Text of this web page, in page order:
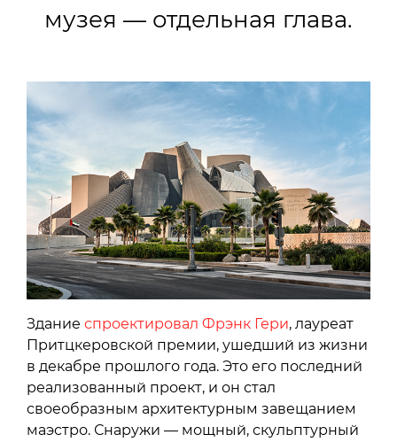
музея — отдельная глава.
Здание спроектировал Фрэнк Гери, лауреат
Притцкеровской премии, ушедший из жизни
в декабре прошлого года. Это его последний
реализованный проект, и он стал
своеобразным архитектурным завещанием
маэстро. Снаружи — мощный, скульптурный